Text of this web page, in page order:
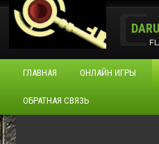
ГЛАВНАЯ ОНЛАЙН ИГРЫ
ОБРАТНАЯ СВЯЗЬ